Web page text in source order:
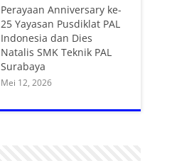
Perayaan Anniversary ke-
25 Yayasan Pusdiklat PAL
Indonesia dan Dies
Natalis SMK Teknik PAL
Surabaya
Mei 12, 2026